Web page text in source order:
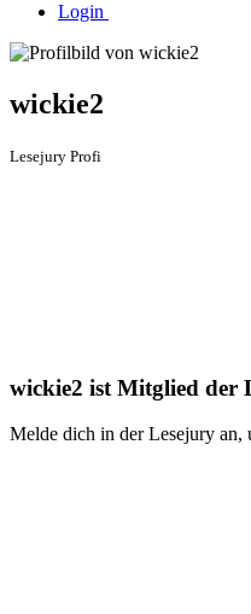
Login
wickie2
Lesejury Profi
wickie2 ist Mitglied der
Melde dich in der Lesejury an,